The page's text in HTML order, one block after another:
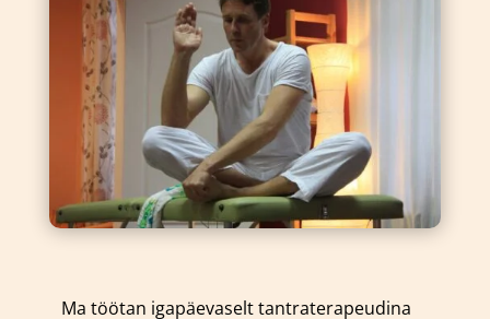
Ma töötan igapäevaselt tantraterapeudina